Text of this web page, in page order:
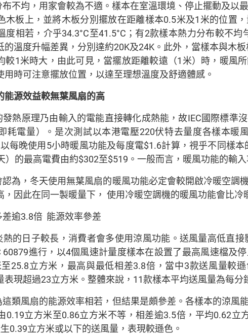
不均，用家會較為不適。樣本在室溫環境、停止擺動及以
木板上，並將木板分別擺放在距離樣本0.5米及1米的位置
度相若，介乎34.3°C至41.5°C；有2款樣本熱力分布較不
的溫度升幅差異，分別達約20K及24K。此外，當樣本與木
較1米時大，由此可見，當擺放距離較遠（1米）時，暖風
時可注意擺放位置，以達至理想溫度及舒適體感。
能源效益較無葉風扇的高
發熱原理乃由輸入的電能直接轉化成熱能，故IEC國際標準
耗電量）。是次測試以本港電壓220伏特去量度各樣本暖
每晚使用5小時暖風功能及每度電$1.6計算，視乎不同樣
）的最高電費由約$302至$519。一般而言，暖風功能的輸
為，冬天使用無葉風扇的暖風功能必定會較開啟冷暖空調
，因此在同一製暖量下， 使用冷暖空調機的暖風功能會比冷
逾3.8倍 能源效率參差
熱的日子較長，消費者會多使用涼風功能。送風量高低直
60879進行，以4個風速計量度樣本在設置了最高風速檔及
25.8立方米，最高與最低相差3.8倍，當中3款送風量較
現超過23立方米。整體來說，11款樣本平均送風量為每分
類風扇的能源效率相若，但結果是頗參差。各樣本的涼風
0.19立方米至0.86立方米不等，相差逾3.5倍，平均0.62立
0.39立方米或以下的送風量，表現較遜色。